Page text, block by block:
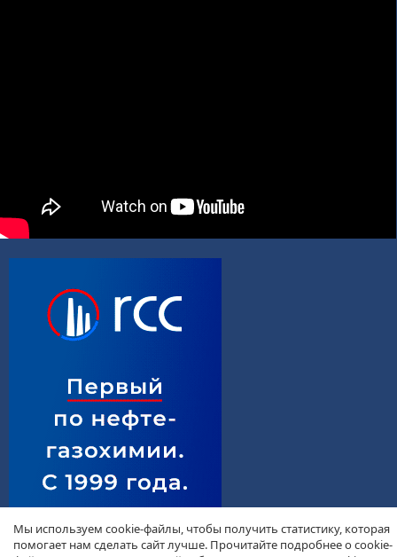
Мы используем cookie-файлы, чтобы получить статистику, которая
помогает нам сделать сайт лучше. Прочитайте подробнее о cookie-